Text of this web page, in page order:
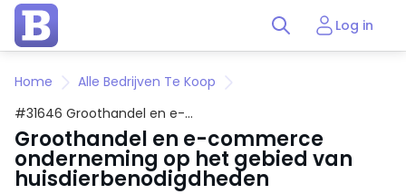
Log in
Home
Alle Bedrijven Te Koop
#31646 Groothandel en e-
commerce onderneming op het
gebied van huisdierbenodigdheden
Groothandel en e-commerce
onderneming op het gebied van
huisdierbenodigdheden